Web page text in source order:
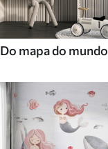
Do mapa do mundo